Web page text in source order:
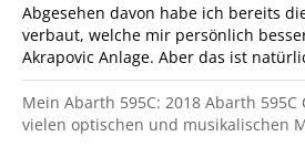
Abgesehen davon habe ich bereits
verbaut, welche mir persönlich
Akrapovic Anlage. Aber das ist
Mein Abarth 595C: 2018 Abarth
vielen optischen und musikalischen